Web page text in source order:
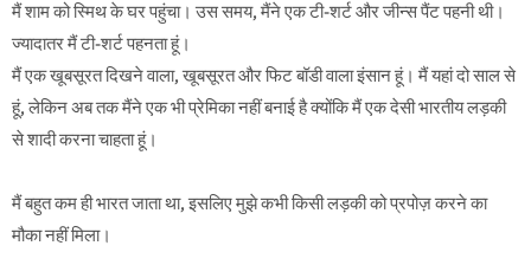
मैं शाम को स्मिथ के घर पहुंचा। उस समय, मैंने एक टी-शर्ट और जीन्स पैंट पहनी थी।
ज्यादातर मैं टी-शर्ट पहनता हूं।
मैं एक खूबसूरत दिखने वाला, खूबसूरत और फिट बॉडी वाला इंसान हूं। मैं यहां दो साल से
हूं, लेकिन अब तक मैंने एक भी प्रेमिका नहीं बनाई है क्योंकि मैं एक देसी भारतीय लड़की
से शादी करना चाहता हूं।
मैं बहुत कम ही भारत जाता था, इसलिए मुझे कभी किसी लड़की को प्रपोज़ करने का
मौका नहीं मिला।